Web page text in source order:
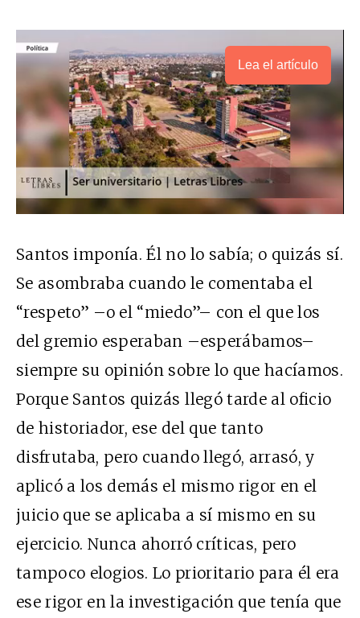
Lea el artículo
Santos imponía. Él no lo sabía; o quizás sí.
Se asombraba cuando le comentaba el
“respeto” –o el “miedo”– con el que los
del gremio esperaban –esperábamos–
siempre su opinión sobre lo que hacíamos.
Porque Santos quizás llegó tarde al oficio
de historiador, ese del que tanto
disfrutaba, pero cuando llegó, arrasó, y
aplicó a los demás el mismo rigor en el
juicio que se aplicaba a sí mismo en su
ejercicio. Nunca ahorró críticas, pero
tampoco elogios. Lo prioritario para él era
ese rigor en la investigación que tenía que